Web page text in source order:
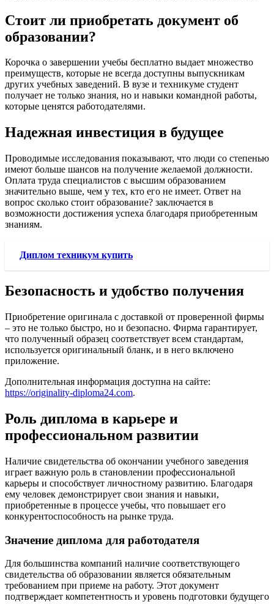
Стоит ли приобретать документ об
образовании?
Корочка о завершении учебы бесплатно выдает множество
преимуществ, которые не всегда доступны выпускникам
других учебных заведений. В вузе и техникуме студент
получает не только знания, но и навыки командной работы,
которые ценятся работодателями.
Надежная инвестиция в будущее
Проводимые исследования показывают, что люди со степенью
имеют больше шансов на получение желаемой должности.
Оплата труда специалистов с высшим образованием
значительно выше, чем у тех, кто его не имеет. Ответ на
вопрос сколько стоит образование? заключается в
возможности достижения успеха благодаря приобретенным
знаниям.
Диплом техникум купить
Безопасность и удобство получения
Приобретение оригинала с доставкой от проверенной фирмы
– это не только быстро, но и безопасно. Фирма гарантирует,
что полученный образец соответствует всем стандартам,
используется оригинальный бланк, и в него включено
приложение.
Дополнительная информация доступна на сайте:
https://originality-diploma24.com.
Роль диплома в карьере и
профессиональном развитии
Наличие свидетельства об окончании учебного заведения
играет важную роль в становлении профессиональной
карьеры и способствует личностному развитию. Благодаря
ему человек демонстрирует свои знания и навыки,
приобретенные в процессе учебы, что повышает его
конкурентоспособность на рынке труда.
Значение диплома для работодателя
Для большинства компаний наличие соответствующего
свидетельства об образовании является обязательным
требованием при приеме на работу. Этот документ
подтверждает компетентность и уровень подготовки будущего